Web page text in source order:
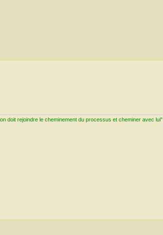
doit rejoindre le cheminement du processus et cheminer avec lui"